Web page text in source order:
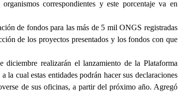
correspondientes y este porcentaje va en
de fondos para las más de 5 mil ONGS registradas
de los proyectos presentados y los fondos con que
realizarán el lanzamiento de la Plataforma
cual estas entidades podrán hacer sus declaraciones
de sus oficinas, a partir del próximo año. Agregó